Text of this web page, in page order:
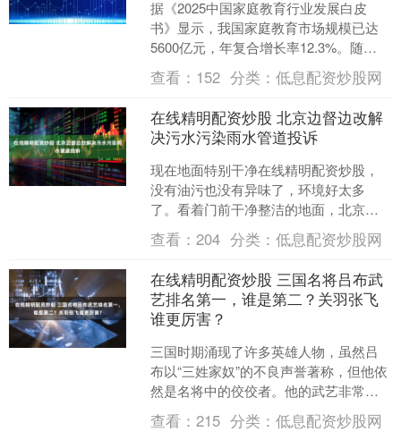
据《2025中国家庭教育行业发展白皮
书》显示，我国家庭教育市场规模已达
5600亿元，年复合增长率12.3%。随
着“双减”政策深化，家长从“关注孩子成
绩”转向“关....
查看： 152 分类：低息配资炒股网
在线精明配资炒股 北京边督边改解
决污水污染雨水管道投诉
现在地面特别干净在线精明配资炒股，
没有油污也没有异味了，环境好太多
了。看着门前干净整洁的地面，北京古
隆盛家居生活用品市场的商户于光明觉
得心情也变美了。 北京古隆....
查看：204 分类：低息配资炒股网
在线精明配资炒股 三国名将吕布武
艺排名第一，谁是第二？关羽张飞
谁更厉害？
三国时期涌现了许多英雄人物，虽然吕
布以“三姓家奴”的不良声誉著称，但他依
然是名将中的佼佼者。他的武艺非常出
众，虎牢关时他一人独战刘关张三位英
雄，辕门射戟的那一箭....
查看：215 分类：低息配资炒股网